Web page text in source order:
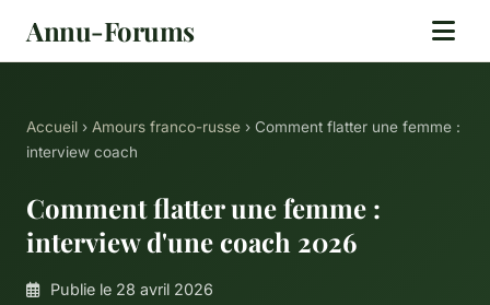
Annu-Forums
Accueil › Amours franco-russe › Comment flatter une femme :
interview coach
Comment flatter une femme :
interview d'une coach 2026
Publie le 28 avril 2026